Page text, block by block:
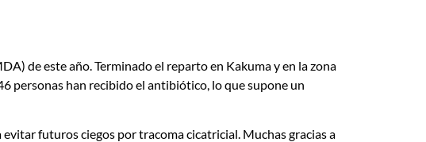
de este año. Terminado el reparto en Kakuma y en la zona
personas han recibido el antibiótico, lo que supone un
futuros ciegos por tracoma cicatricial. Muchas gracias a